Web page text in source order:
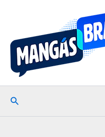
conteúdo
Pesquisar